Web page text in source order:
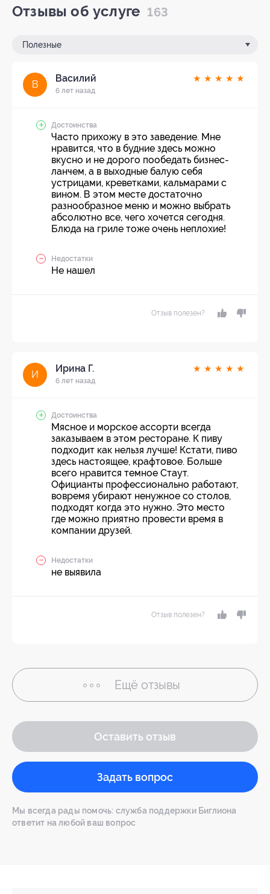
Отзывы об услуге 163
Полезные
В
Василий
6 лет назад
★ ★ ★ ★ ★
Достоинства
Часто прихожу в это заведение. Мне
нравится, что в будние здесь можно
вкусно и не дорого пообедать бизнес-
ланчем, а в выходные балую себя
устрицами, креветками, кальмарами с
вином. В этом месте достаточно
разнообразное меню и можно выбрать
абсолютно все, чего хочется сегодня.
Блюда на гриле тоже очень неплохие!
Недостатки
Не нашел
Отзыв полезен?
И
Ирина Г.
6 лет назад
★ ★ ★ ★ ★
Достоинства
Мясное и морское ассорти всегда
заказываем в этом ресторане. К пиву
подходит как нельзя лучше! Кстати, пиво
здесь настоящее, крафтовое. Больше
всего нравится темное Стаут.
Официанты профессионально работают,
вовремя убирают ненужное со столов,
подходят когда это нужно. Это место
где можно приятно провести время в
компании друзей.
Недостатки
не выявила
Отзыв полезен?
Ещё отзывы
Оставить отзыв
Задать вопрос
Мы всегда рады помочь: служба поддержки Биглиона
ответит на любой ваш вопрос